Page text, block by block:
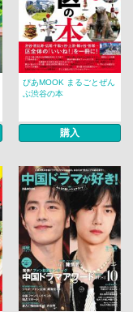
ぴあMOOK まるごとぜん
ぶ渋谷の本
購入